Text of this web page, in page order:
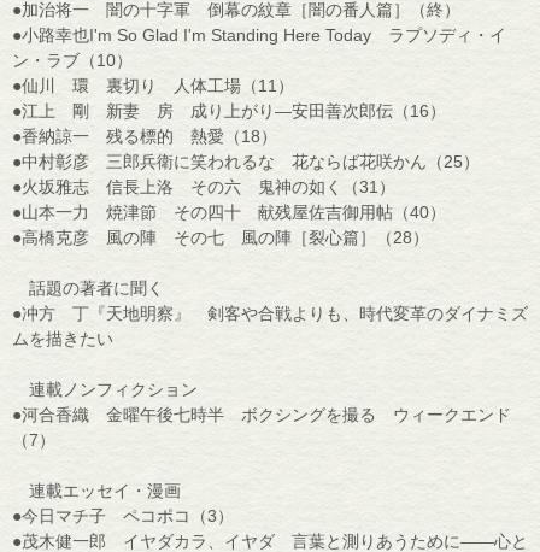
●加治将一 闇の十字軍 倒幕の紋章［闇の番人篇］（終）
●小路幸也I'm So Glad I'm Standing Here Today ラプソディ・イ
ン・ラブ（10）
●仙川 環 裏切り 人体工場（11）
●江上 剛 新妻 房 成り上がり―安田善次郎伝（16）
●香納諒一 残る標的 熱愛（18）
●中村彰彦 三郎兵衛に笑われるな 花ならば花咲かん（25）
●火坂雅志 信長上洛 その六 鬼神の如く（31）
●山本一力 焼津節 その四十 献残屋佐吉御用帖（40）
●高橋克彦 風の陣 その七 風の陣［裂心篇］（28）
話題の著者に聞く
●冲方 丁『天地明察』 剣客や合戦よりも、時代変革のダイナミズ
ムを描きたい
連載ノンフィクション
●河合香織 金曜午後七時半 ボクシングを撮る ウィークエンド
（7）
連載エッセイ・漫画
●今日マチ子 ペコポコ（3）
●茂木健一郎 イヤダカラ、イヤダ 言葉と測りあうために――心と